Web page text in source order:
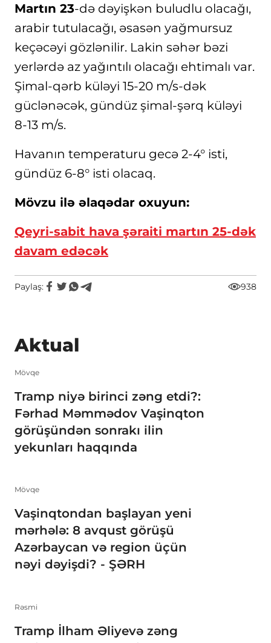
Martın 23-də dəyişkən buludlu olacağı,
arabir tutulacağı, əsasən yağmursuz
keçəcəyi gözlənilir. Lakin səhər bəzi
yerlərdə az yağıntılı olacağı ehtimalı var.
Şimal-qərb küləyi 15-20 m/s-dək
güclənəcək, gündüz şimal-şərq küləyi
8-13 m/s.
Havanın temperaturu gecə 2-4° isti,
gündüz 6-8° isti olacaq.
Mövzu ilə əlaqədar oxuyun:
Qeyri-sabit hava şəraiti martın 25-dək
davam edəcək
Paylaş: 938
Aktual
Mövqe
Tramp niyə birinci zəng etdi?:
Fərhad Məmmədov Vaşinqton
görüşündən sonrakı ilin
yekunları haqqında
Mövqe
Vaşinqtondan başlayan yeni
mərhələ: 8 avqust görüşü
Azərbaycan və region üçün
nəyi dəyişdi? - ŞƏRH
Rəsmi
Tramp İlham Əliyevə zəng